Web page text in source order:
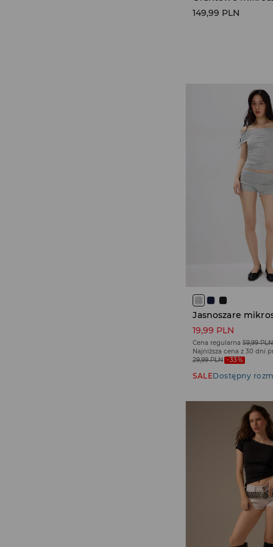
149,99 PLN
19,99 PLN
Cena regularna 59,99 PLN
Najniższa cena z 30 dni
29,99 PLN -33%
SALEDostępny